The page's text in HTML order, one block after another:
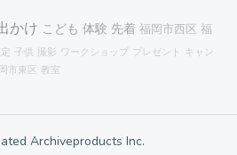
かけ こども 体験 先着 福岡市西区 福
子供 撮影 ワークショップ プレゼント キャン
市東区 教室
Archiveproducts Inc.